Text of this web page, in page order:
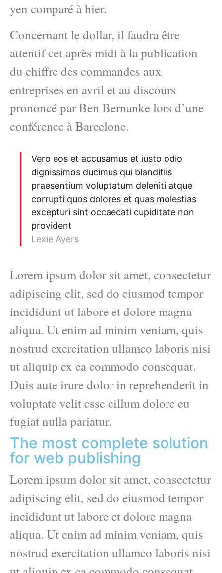
yen comparé à hier.
Concernant le dollar, il faudra être
attentif cet après midi à la publication
du chiffre des commandes aux
entreprises en avril et au discours
prononcé par Ben Bernanke lors d’une
conférence à Barcelone.
Vero eos et accusamus et iusto odio
dignissimos ducimus qui blanditiis
praesentium voluptatum deleniti atque
corrupti quos dolores et quas molestias
excepturi sint occaecati cupiditate non
provident
Lexie Ayers
Lorem ipsum dolor sit amet, consectetur
adipiscing elit, sed do eiusmod tempor
incididunt ut labore et dolore magna
aliqua. Ut enim ad minim veniam, quis
nostrud exercitation ullamco laboris nisi
ut aliquip ex ea commodo consequat.
Duis aute irure dolor in reprehenderit in
voluptate velit esse cillum dolore eu
fugiat nulla pariatur.
The most complete solution
for web publishing
Lorem ipsum dolor sit amet, consectetur
adipiscing elit, sed do eiusmod tempor
incididunt ut labore et dolore magna
aliqua. Ut enim ad minim veniam, quis
nostrud exercitation ullamco laboris nisi